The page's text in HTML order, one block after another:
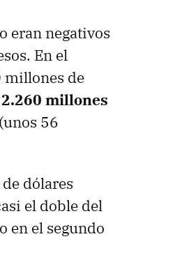
eran negativos
En el
de
2.260 millones
56
de dólares
el doble del
en el segundo